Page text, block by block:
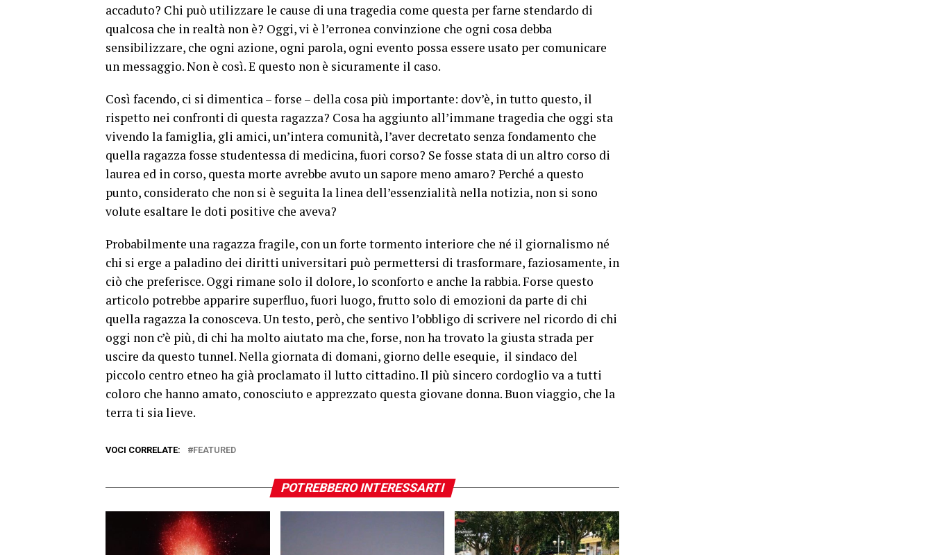
accaduto? Chi può utilizzare le cause di una tragedia come questa per farne stendardo di
qualcosa che in realtà non è? Oggi, vi è l’erronea convinzione che ogni cosa debba
sensibilizzare, che ogni azione, ogni parola, ogni evento possa essere usato per comunicare
un messaggio. Non è così. E questo non è sicuramente il caso.
Così facendo, ci si dimentica – forse – della cosa più importante: dov’è, in tutto questo, il
rispetto nei confronti di questa ragazza? Cosa ha aggiunto all’immane tragedia che oggi sta
vivendo la famiglia, gli amici, un’intera comunità, l’aver decretato senza fondamento che
quella ragazza fosse studentessa di medicina, fuori corso? Se fosse stata di un altro corso di
laurea ed in corso, questa morte avrebbe avuto un sapore meno amaro? Perché a questo
punto, considerato che non si è seguita la linea dell’essenzialità nella notizia, non si sono
volute esaltare le doti positive che aveva?
Probabilmente una ragazza fragile, con un forte tormento interiore che né il giornalismo né
chi si erge a paladino dei diritti universitari può permettersi di trasformare, faziosamente, in
ciò che preferisce. Oggi rimane solo il dolore, lo sconforto e anche la rabbia. Forse questo
articolo potrebbe apparire superfluo, fuori luogo, frutto solo di emozioni da parte di chi
quella ragazza la conosceva. Un testo, però, che sentivo l’obbligo di scrivere nel ricordo di chi
oggi non c’è più, di chi ha molto aiutato ma che, forse, non ha trovato la giusta strada per
uscire da questo tunnel. Nella giornata di domani, giorno delle esequie, il sindaco del
piccolo centro etneo ha già proclamato il lutto cittadino. Il più sincero cordoglio va a tutti
coloro che hanno amato, conosciuto e apprezzato questa giovane donna. Buon viaggio, che la
terra ti sia lieve.
VOCI CORRELATE: FEATURED
POTREBBERO INTERESSARTI